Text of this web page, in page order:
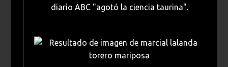
diario ABC "agotó la ciencia taurina".